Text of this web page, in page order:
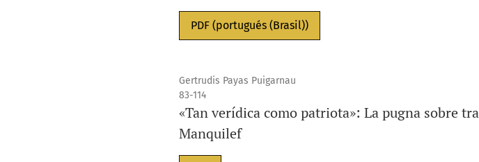
PDF (portugués (Brasil))
Gertrudis Payas Puigarnau
83-114
«Tan verídica como patriota»: La pugna sobre
Manquilef